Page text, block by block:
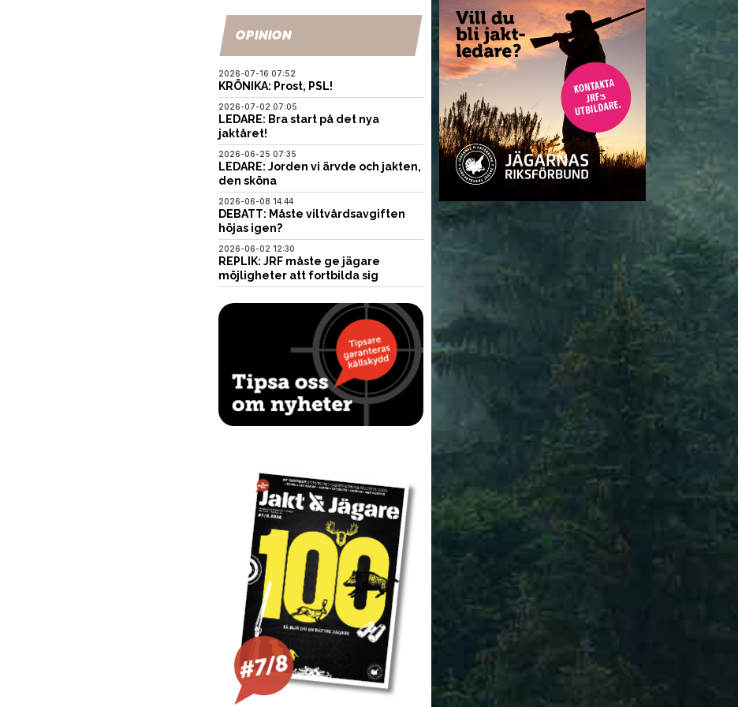
OPINION
2026-07-16 07:52
KRÖNIKA: Prost, PSL!
2026-07-02 07:05
LEDARE: Bra start på det nya
jaktåret!
2026-06-25 07:35
LEDARE: Jorden vi ärvde och jakten,
den sköna
2026-06-08 14:44
DEBATT: Måste viltvårdsavgiften
höjas igen?
2026-06-02 12:30
REPLIK: JRF måste ge jägare
möjligheter att fortbilda sig